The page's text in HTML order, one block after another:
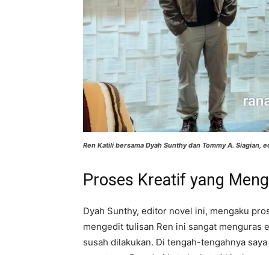
Ren Katili bersama Dyah Sunthy dan Tommy A.
Proses Kreatif yang
Dyah Sunthy, editor novel ini, mengaku
mengedit tulisan Ren ini sangat menguras
susah dilakukan. Di tengah-tengahnya